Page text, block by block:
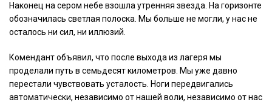
Наконец на сером небе взошла утренняя звезда. На горизонте
обозначилась светлая полоска. Мы больше не могли, у нас не
осталось ни сил, ни иллюзий.
Комендант объявил, что после выхода из лагеря мы
проделали путь в семьдесят километров. Мы уже давно
перестали чувствовать усталость. Ноги передвигались
автоматически, независимо от нашей воли, независимо от нас